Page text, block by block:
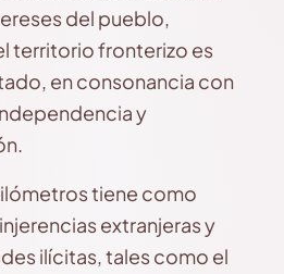
del pueblo,
territorio fronterizo es
en consonancia con
y
tiene como
extranjeras y
ilícitas, tales como el